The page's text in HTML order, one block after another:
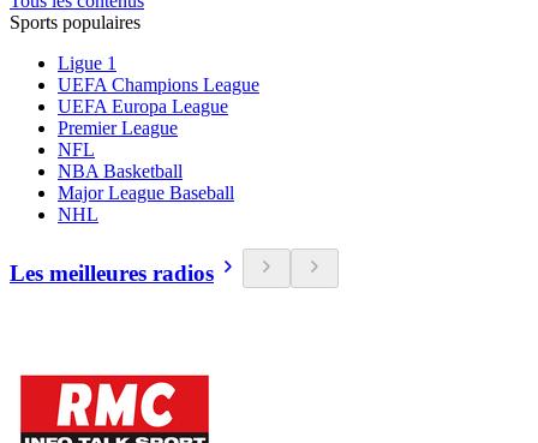
Sports populaires
Ligue 1
UEFA Champions League
UEFA Europa League
Premier League
NFL
NBA Basketball
Major League Baseball
NHL
Les meilleures radios